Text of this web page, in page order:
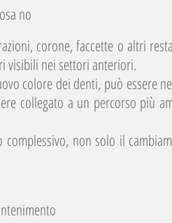
no
corone, faccette o altri
visibili nei settori anteriori.
colore dei denti, può essere
collegato a un percorso più
non solo il